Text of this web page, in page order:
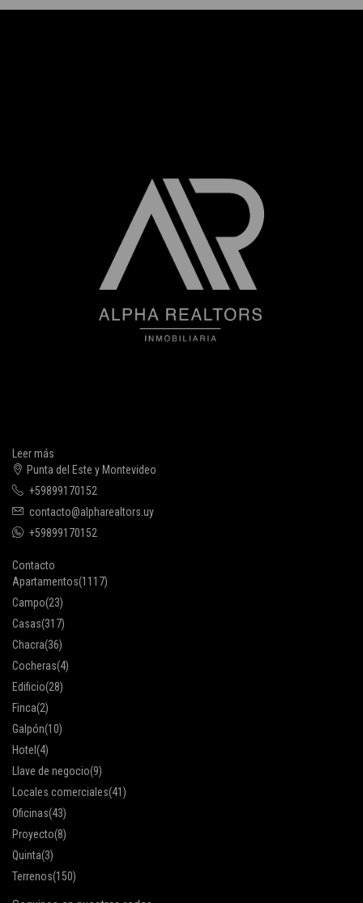
Leer más
Punta del Este y Montevideo
+59899170152
contacto@alpharealtors.uy
+59899170152
Contacto
Apartamentos(1117)
Campo(23)
Casas(317)
Chacra(36)
Cocheras(4)
Edificio(28)
Finca(2)
Galpón(10)
Hotel (4)
Llave de negocio(9)
Locales comerciales(41)
Oficinas(43)
Proyecto(8)
Quinta(3)
Terrenos(150)